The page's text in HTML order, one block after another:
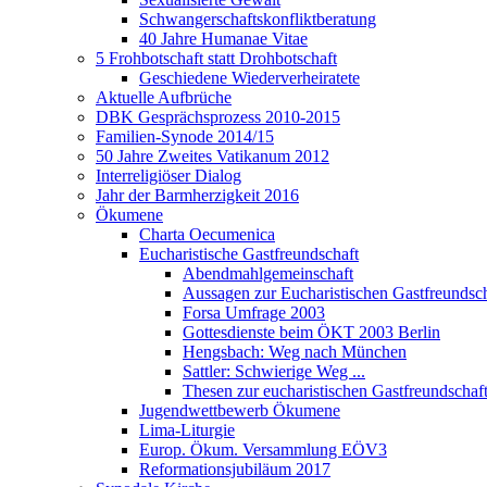
Schwangerschaftskonfliktberatung
40 Jahre Humanae Vitae
5 Frohbotschaft statt Drohbotschaft
Geschiedene Wiederverheiratete
Aktuelle Aufbrüche
DBK Gesprächsprozess 2010-2015
Familien-Synode 2014/15
50 Jahre Zweites Vatikanum 2012
Interreligiöser Dialog
Jahr der Barmherzigkeit 2016
Ökumene
Charta Oecumenica
Eucharistische Gastfreundschaft
Abendmahlgemeinschaft
Aussagen zur Eucharistischen
Forsa Umfrage 2003
Gottesdienste beim ÖKT 2003 Berlin
Hengsbach: Weg nach München
Sattler: Schwierige Weg ...
Thesen zur eucharistischen Gastfreundschaft
Jugendwettbewerb Ökumene
Lima-Liturgie
Europ. Ökum. Versammlung EÖV3
Reformationsjubiläum 2017